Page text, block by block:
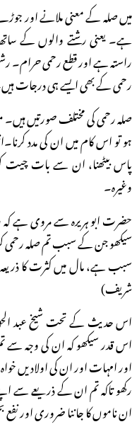
میں صلہ کے معنی ملانے اور
ہے۔ یعنی رشتے والوں کے
راستہ ہے اور قطع رحمی حرام۔
رحمی کے بھی ایسے ہی درجات
صلہ رحمی کی مختلف صورتیں ہیں۔
ہو تو اس کام میں ان کی مدد
پاس بیٹھنا، ان سے بات چیت
وغیرہ۔
حضرت ابو ہریرہ سے مروی ہے کہ
سیکھو جن کے سبب تم صلہ رحمی
سبب ہے، مال میں کثرت کا
شریف)
اس حدیث کے تحت شیخ عبد
اس قدر سیکھو کہ ان کی وجہ سے
اور امہات اور ان کی اولادیں
رکھو تاکہ تم ان کے ذریعے سے
ان ناموں کا جاننا ضروری اور